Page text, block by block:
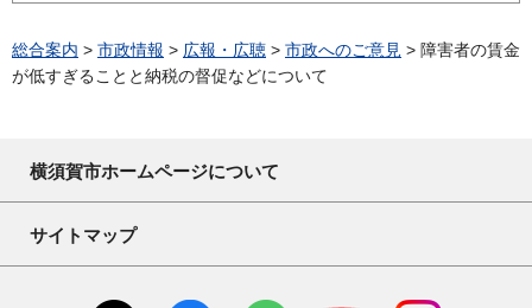
総合案内 > 市政情報 > 広報・広聴 > 市政へのご意見 > 障害者の賃金
が低すぎることと納税の督促などについて
横須賀市ホームページについて
サイトマップ